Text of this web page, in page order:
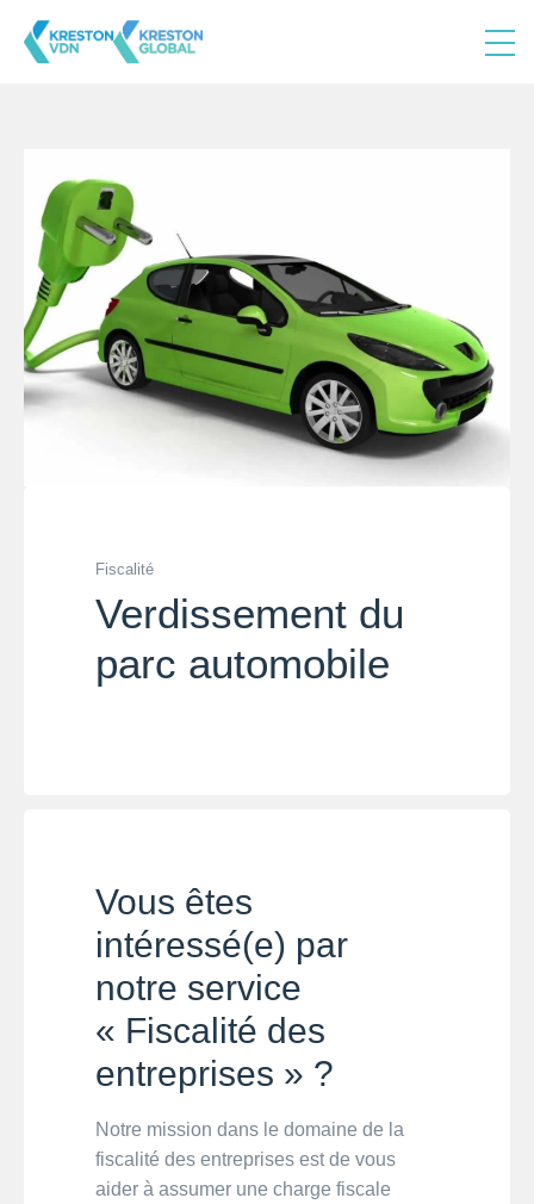
Fiscalité
Verdissement du
parc automobile
Vous êtes
intéressé(e) par
notre service
« Fiscalité des
entreprises » ?
Notre mission dans le domaine de la
fiscalité des entreprises est de vous
aider à assumer une charge fiscale